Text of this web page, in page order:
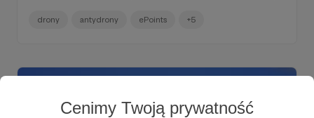
Cenimy Twoją prywatność
można wymienić na nowy sprzęt. Tak w uproszczeniu
wygląda eksperymentalny projekt, który łączy elementy
drony antydrony ePoints +5